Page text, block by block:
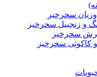
سحرخیز
و زنجبیل سحرخیز
سحرخیز
کاکوتی سحرخیز